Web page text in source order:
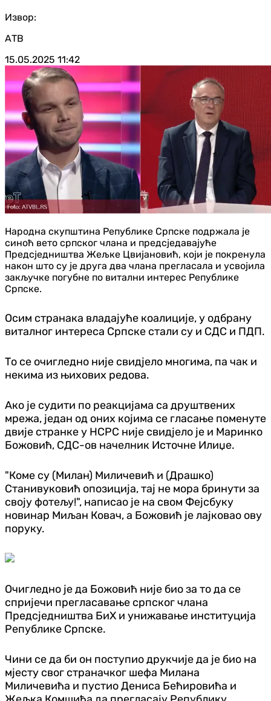
Извор:
АТВ
15.05.2025 11:42
Народна скупштина Републике Српске подржала је
синоћ вето српског члана и предсједавајуће
Предсједништва Жељке Цвијановић, који је покренула
након што су је друга два члана прегласала и усвојила
закључке погубне по витални интерес Републике
Српске.
Осим странака владајуће коалиције, у одбрану
виталног интереса Српске стали су и СДС и ПДП.
То се очигледно није свидјело многима, па чак и
некима из њихових редова.
Ако је судити по реакцијама са друштвених
мрежа, један од оних којима се гласање поменуте
двије странке у НСРС није свидјело је и Маринко
Божовић, СДС-ов начелник Источне Илиџе.
"Коме су (Милан) Миличевић и (Драшко)
Станивуковић опозиција, тај не мора бринути за
своју фотељу!", написао је на свом Фејсбуку
новинар Миљан Ковач, а Божовић је лајковао ову
поруку.
Очигледно је да Божовић није био за то да се
спријечи прегласавање српског члана
Предсједништва БиХ и унижавање институција
Републике Српске.
Чини се да би он поступио друкчије да је био на
мјесту свог страначког шефа Милана
Миличевића и пустио Дениса Бећировића и